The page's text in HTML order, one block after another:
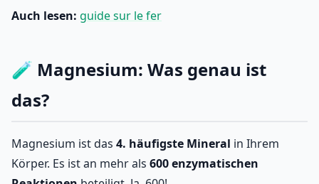
Auch lesen: guide sur le fer
🧪 Magnesium: Was genau ist
das?
Magnesium ist das 4. häufigste Mineral in Ihrem
Körper. Es ist an mehr als 600 enzymatischen